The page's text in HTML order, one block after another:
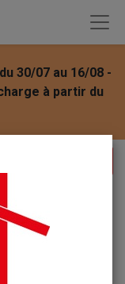
30/07 au 16/08 -
à partir du